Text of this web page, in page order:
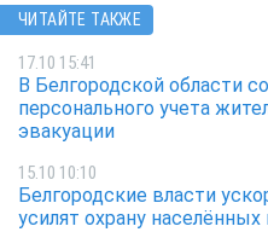
ЧИТАЙТЕ ТАКЖЕ
17.10 15:41
В Белгородской области
персонального учета
эвакуации
15.10 10:10
Белгородские власти
усилят охрану населённых